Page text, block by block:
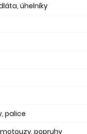
úhelníky
palice
popruhy